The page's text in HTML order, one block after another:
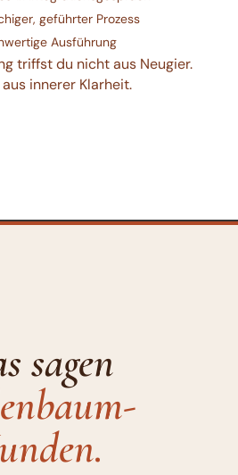
geführter Prozess
Ausführung
triffst du nicht aus Neugier.
innerer Klarheit.
sagen